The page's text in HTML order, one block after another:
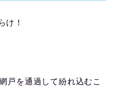
け！
戸を通過して紛れ込むこ